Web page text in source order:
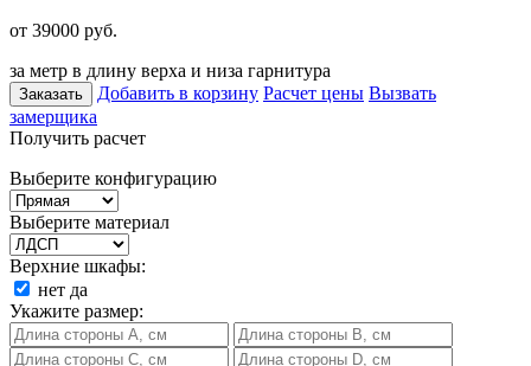
от 39000 руб.
за метр в длину верха и низа гарнитура
Заказать Добавить в корзину Расчет цены Вызвать
замерщика
Получить расчет
Выберите конфигурацию
Выберите материал
Верхние шкафы:
нет да
Укажите размер: